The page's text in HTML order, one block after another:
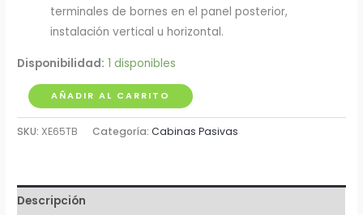
terminales de bornes en el panel posterior,
instalación vertical u horizontal.
Disponibilidad: 1 disponibles
Cabina
Pasiva
6.5"
cantidad
AÑADIR AL CARRITO
SKU: XE65TB Categoría:Cabinas Pasivas
Descripción